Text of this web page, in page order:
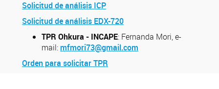
Solicitud de análisis ICP
Solicitud de análisis EDX-720
TPR Ohkura - INCAPE: Fernanda Mori, e-
mail: mfmori73@gmail.com
Orden para solicitar TPR